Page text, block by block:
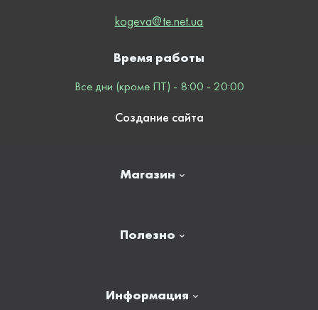
kogeva@te.net.ua
Магазин
Полезно
Информация
Время работы
Все дни (кроме ПТ) - 8:00 - 20:00
Создание сайта